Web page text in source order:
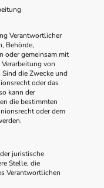
Verantwortlicher
Behörde,
oder gemeinsam mit
von
die Zwecke und
oder das
kann der
die bestimmten
oder dem
juristische
Stelle, die
Verantwortlichen